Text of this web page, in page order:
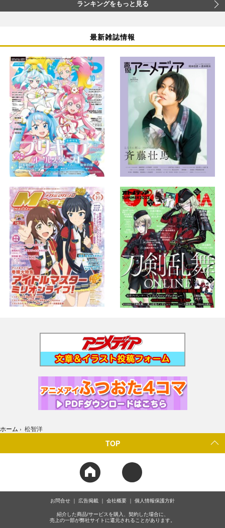
ランキングをもっと見る
最新雑誌情報
ホーム › 松智洋
TOP
お問合せ 広告掲載 会社概要 個人情報保護方針
紹介した商品/サービスを購入、契約した場合に、
売上の一部が弊社サイトに還元されることがあります。